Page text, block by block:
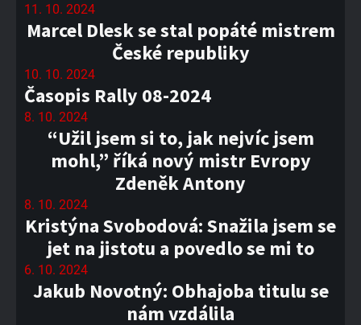
11. 10. 2024
Marcel Dlesk se stal popáté mistrem
České republiky
10. 10. 2024
Časopis Rally 08-2024
8. 10. 2024
“Užil jsem si to, jak nejvíc jsem
mohl,” říká nový mistr Evropy
Zdeněk Antony
8. 10. 2024
Kristýna Svobodová: Snažila jsem se
jet na jistotu a povedlo se mi to
6. 10. 2024
Jakub Novotný: Obhajoba titulu se
nám vzdálila